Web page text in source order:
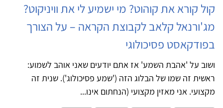
קול קורא את קוהוט? מי ישמיע לי את וויניקוט?
מג'ורנאל קלאב לקבוצת הקראה – על הצורך
בפודקאסט פסיכולוגי
ושוב על 'אהבת השמע' אז אתם יודעים שאני אוהב לשמוע:
ראשית זה שמו של הבלוג הזה ('שמע פסיכולוג'). שנית זה
מקצועי. אני מאזין מקצועי (הנחתום אינו...